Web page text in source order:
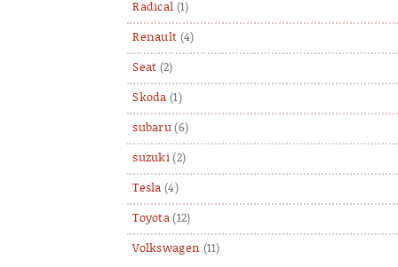
Radical (1)
Renault (4)
Seat (2)
Skoda (1)
subaru (6)
suzuki (2)
Tesla (4)
Toyota (12)
Volkswagen (11)